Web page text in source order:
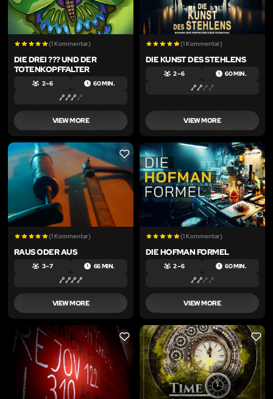
(1 Kommentar)
DIE DREI ??? UND DER
TOTENKOPFFALTER
2 – 6 60 MIN.
VIEW MORE
(1 Kommentar)
DIE KUNST DES STEHLENS
2 – 6 60 MIN.
VIEW MORE
LIKE
(1 Kommentar)
RAUS ODER AUS
3 – 7 66 MIN.
VIEW MORE
LIKE
(1 Kommentar)
DIE HOFMAN FORMEL
2 – 6 60 MIN.
VIEW MORE
LIKE LIKE